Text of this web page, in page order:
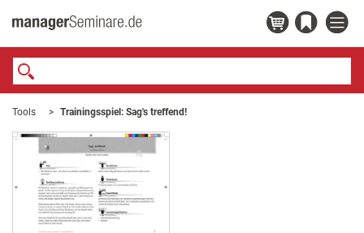
Tools Trainingsspiel: Sag's treffend!